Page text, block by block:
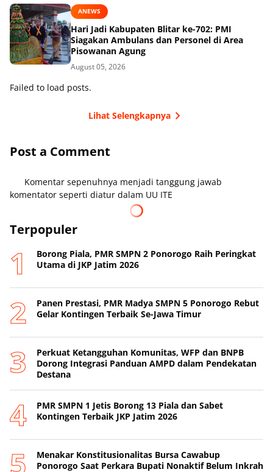
ANEWS
Hari Jadi Kabupaten Blitar ke-702: PMI
Siagakan Ambulans dan Personel di Area
Pisowanan Agung
August 05, 2026
Failed to load posts.
Lihat Selengkapnya
Post a Comment
Komentar sepenuhnya menjadi tanggung jawab
komentator seperti diatur dalam UU ITE
Terpopuler
Borong Piala, PMR SMPN 2 Ponorogo Raih Peringkat
Utama di JKP Jatim 2026
Panen Prestasi, PMR Madya SMPN 5 Ponorogo Rebut
Gelar Kontingen Terbaik Se-Jawa Timur
Perkuat Ketangguhan Komunitas, WFP dan BNPB
Dorong Integrasi Panduan AMPD dalam Pendekatan
Destana
PMR SMPN 1 Jetis Borong 13 Piala dan Sabet
Kontingen Terbaik JKP Jatim 2026
Menakar Konstitusionalitas Bursa Cawabup
Ponorogo Saat Perkara Bupati Nonaktif Belum Inkrah